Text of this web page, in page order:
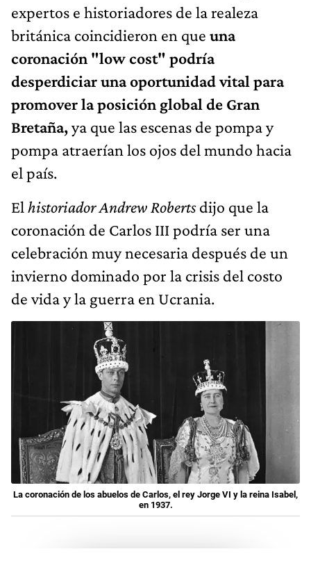
expertos e historiadores de la realeza
británica coincidieron en que una
coronación "low cost" podría
desperdiciar una oportunidad vital para
promover la posición global de Gran
Bretaña,ya que las escenas de pompa y
pompa atraerían los ojos del mundo hacia
el país.
El historiador Andrew Robertsdijo que la
coronación de Carlos III podría ser una
celebración muy necesaria después de un
invierno dominado por la crisis del costo
de vida y la guerra en Ucrania.
La coronación de los abuelos de Carlos, el rey Jorge VI y la reina Isabel,
en 1937.